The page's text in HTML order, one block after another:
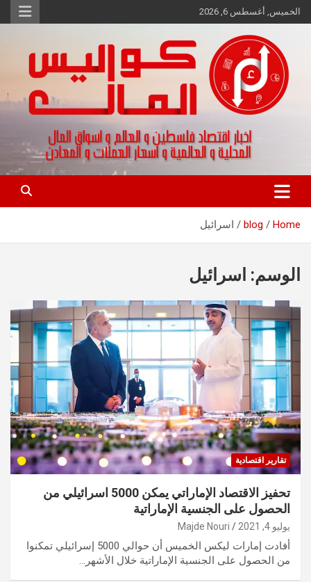
Skip
to
الخميس, أغسطس 6, 2026
كواليس المال
اخبار اقتصاد فلسطين و العالم و تقارير اسواق المال و العملات
Home
blog اسرائيل
الوسم: اسرائيل
تقارير اقتصادية
تحفيز الاقتصاد الإماراتي يمكن 5000 اسرائيلي من
الحصول على الجنسية الإماراتية
يوليو 4, 2021 Majde Nouri
أفادت إمارات ليكس الخميس أن حوالي 5000 إسرائيلي تمكنوا
من الحصول على الجنسية الإماراتية خلال الأشهر…